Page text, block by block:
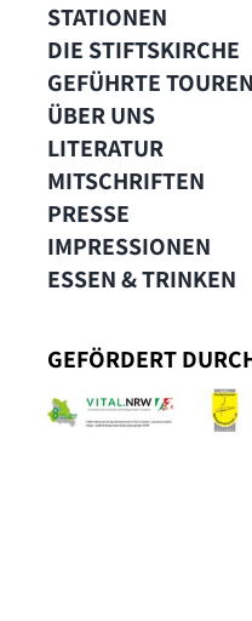
STATIONEN
DIE STIFTSKIRCHE
GEFÜHRTE TOUREN
ÜBER UNS
LITERATUR
MITSCHRIFTEN
PRESSE
IMPRESSIONEN
ESSEN & TRINKEN
GEFÖRDERT